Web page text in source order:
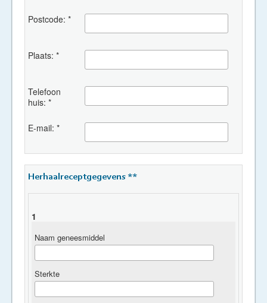
Postcode: *
Plaats: *
Telefoon
huis: *
E-mail: *
Herhaalreceptgegevens **
1
Naam geneesmiddel
Sterkte